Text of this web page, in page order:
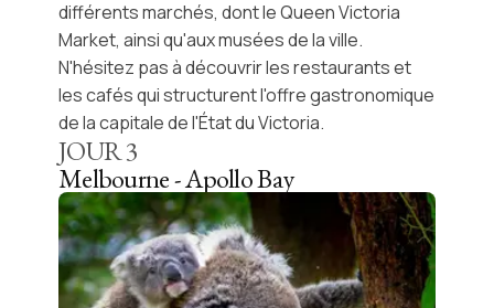
différents marchés, dont le Queen Victoria
Market, ainsi qu'aux musées de la ville.
N'hésitez pas à découvrir les restaurants et
les cafés qui structurent l'offre gastronomique
de la capitale de l'État du Victoria.
JOUR3
Melbourne - Apollo Bay